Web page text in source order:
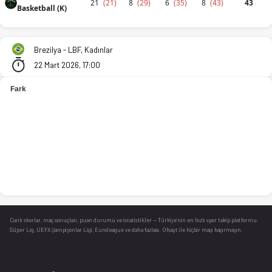
Cerrado Basquete (K) - Salvador Basketball (K) 96-43 bitti.
Basketball (K)
21 (21) 8 (29) 6 (35) 8 (43) 43
Brezilya - LBF, Kadınlar
22 Mart 2026, 17:00
Canlı skorlar , maç sonuçları, puan durumu ve istatistikler — Türkiye’nin en hızlı spor takip platformu.
Süper Lig, UEFA Şampiyonlar Ligi, Euroleague ve daha fazlası. Ofsayt ile hiçbir maçı kaçırmayın.